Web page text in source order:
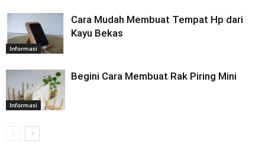
Informasi
Cara Mudah Membuat Tempat Hp dari
Kayu Bekas
Informasi
Begini Cara Membuat Rak Piring Mini